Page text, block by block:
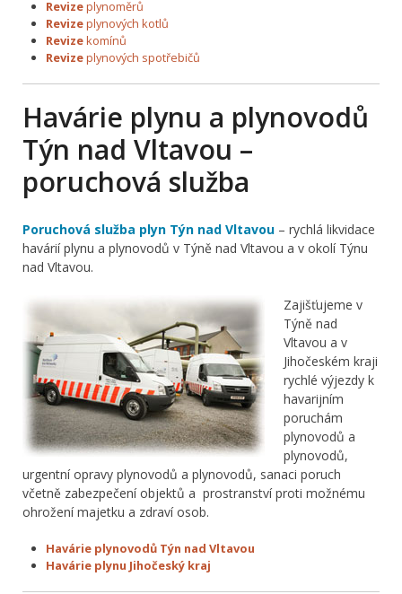
Revizeplynoměrů
Revizeplynových kotlů
Revizekomínů
Revizeplynových spotřebičů
Havárie plynu a plynovodů
Týn nad Vltavou –
poruchová služba
Poruchová služba plyn Týn nad Vltavou – rychlá likvidace
havárií plynu a plynovodů v Týně nad Vltavou a v okolí Týnu
nad Vltavou.
Zajišťujeme v
Týně nad
Vltavou a v
Jihočeském kraji
rychlé výjezdy k
havarijním
poruchám
plynovodů a
plynovodů,
urgentní opravy plynovodů a plynovodů, sanaci poruch
včetně zabezpečení objektů a prostranství proti možnému
ohrožení majetku a zdraví osob.
Havárie plynovodů Týn nad Vltavou
Havárie plynu Jihočeský kraj